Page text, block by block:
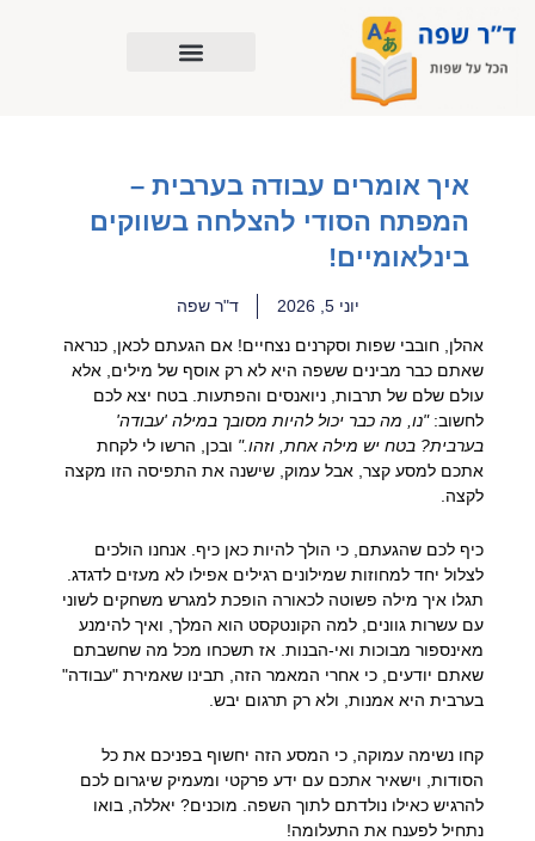
לתוכן
איך אומרים עבודה בערבית –
המפתח הסודי להצלחה בשווקים
בינלאומיים!
יוני 5, 2026 ד"ר שפה
אהלן, חובבי שפות וסקרנים נצחיים! אם הגעתם לכאן, כנראה
שאתם כבר מבינים ששפה היא לא רק אוסף של מילים, אלא
עולם שלם של תרבות, ניואנסים והפתעות. בטח יצא לכם
לחשוב:"נו, מה כבר יכול להיות מסובך במילה 'עבודה'
בערבית? בטח יש מילה אחת, וזהו." ובכן, הרשו לי לקחת
אתכם למסע קצר, אבל עמוק, שישנה את התפיסה הזו מקצה
לקצה.
כיף לכם שהגעתם, כי הולך להיות כאן כיף. אנחנו הולכים
לצלול יחד למחוזות שמילונים רגילים אפילו לא מעזים לדגדג.
תגלו איך מילה פשוטה לכאורה הופכת למגרש משחקים לשוני
עם עשרות גוונים, למה הקונטקסט הוא המלך, ואיך להימנע
מאינספור מבוכות ואי-הבנות. אז תשכחו מכל מה שחשבתם
שאתם יודעים, כי אחרי המאמר הזה, תבינו שאמירת "עבודה"
בערבית היא אמנות, ולא רק תרגום יבש.
קחו נשימה עמוקה, כי המסע הזה יחשוף בפניכם את כל
הסודות, וישאיר אתכם עם ידע פרקטי ומעמיק שיגרום לכם
להרגיש כאילו נולדתם לתוך השפה. מוכנים? יאללה, בואו
נתחיל לפענח את התעלומה!